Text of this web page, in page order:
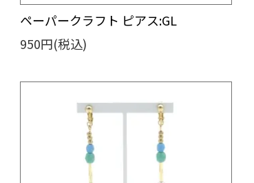
ペーパークラフト ピアス:GL
950円(税込)